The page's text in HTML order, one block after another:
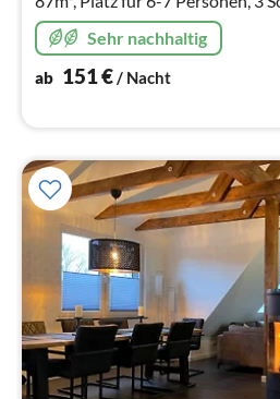
und eine Wohnküche mit
Seeblick. Mit Boot (Anka)
Sehr nachhaltig
ab 151€/ Nacht